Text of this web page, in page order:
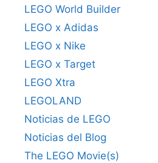
LEGO World Builder
LEGO x Adidas
LEGO x Nike
LEGO x Target
LEGO Xtra
LEGOLAND
Noticias de LEGO
Noticias del Blog
The LEGO Movie(s)